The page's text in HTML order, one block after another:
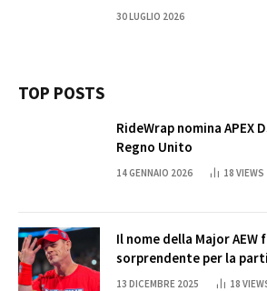
30 LUGLIO 2026
TOP POSTS
RideWrap nomina APEX
Regno Unito
14 GENNAIO 2026 18 VIEWS
Il nome della Major AEW
sorprendente per la
Cena
13 DICEMBRE 2025 18